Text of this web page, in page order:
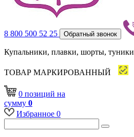
8 800 500 52 25 Обратный звонок
Купальники, плавки, шорты, туники
ТОВАР МАРКИРОВАННЫЙ
0 позиций на
сумму 0
Избранное 0